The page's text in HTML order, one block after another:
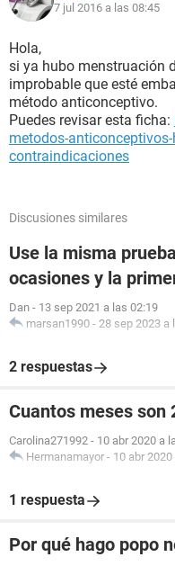
7 jul 2016 a las 08:45
Hola,
si ya hubo menstruación
improbable que esté
método anticonceptivo.
Puedes revisar esta ficha:
metodos-
contraindicaciones
Discusiones similares
Use la misma
ocasiones y la
Dan - 13 sep 2021 a las 02:19
marsan1990 - 28 sep 2023 a
2 respuestas
Cuantos meses son
Carolina271992 - 10 abr 2020 a
Hermanamayor - 10 abr
1 respuesta
Por qué hago popo